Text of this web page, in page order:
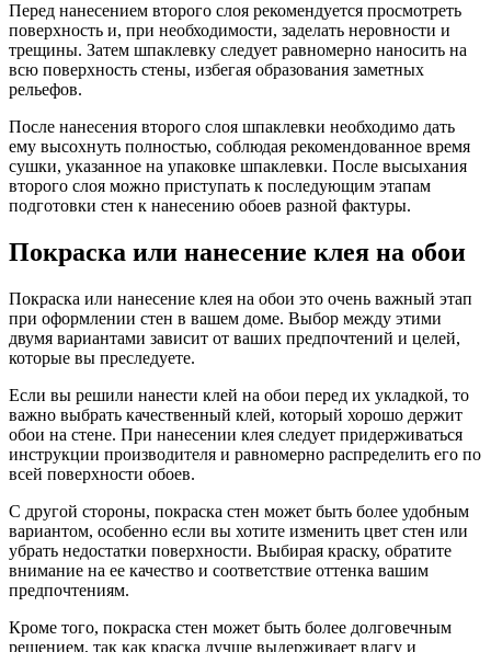
Перед нанесением второго слоя рекомендуется просмотреть
поверхность и, при необходимости, заделать неровности и
трещины. Затем шпаклевку следует равномерно наносить на
всю поверхность стены, избегая образования заметных
рельефов.
После нанесения второго слоя шпаклевки необходимо дать
ему высохнуть полностью, соблюдая рекомендованное время
сушки, указанное на упаковке шпаклевки. После высыхания
второго слоя можно приступать к последующим этапам
подготовки стен к нанесению обоев разной фактуры.
Покраска или нанесение клея на обои
Покраска или нанесение клея на обои это очень важный этап
при оформлении стен в вашем доме. Выбор между этими
двумя вариантами зависит от ваших предпочтений и целей,
которые вы преследуете.
Если вы решили нанести клей на обои перед их укладкой, то
важно выбрать качественный клей, который хорошо держит
обои на стене. При нанесении клея следует придерживаться
инструкции производителя и равномерно распределить его по
всей поверхности обоев.
С другой стороны, покраска стен может быть более удобным
вариантом, особенно если вы хотите изменить цвет стен или
убрать недостатки поверхности. Выбирая краску, обратите
внимание на ее качество и соответствие оттенка вашим
предпочтениям.
Кроме того, покраска стен может быть более долговечным
решением, так как краска лучше выдерживает влагу и